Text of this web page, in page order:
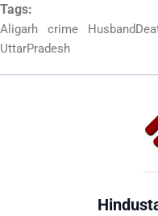
Tags:
Aligarh crime
UttarPradesh